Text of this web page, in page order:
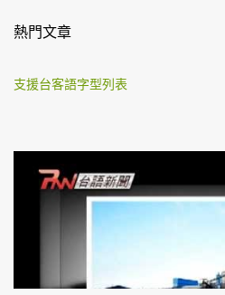
熱門文章
支援台客語字型列表